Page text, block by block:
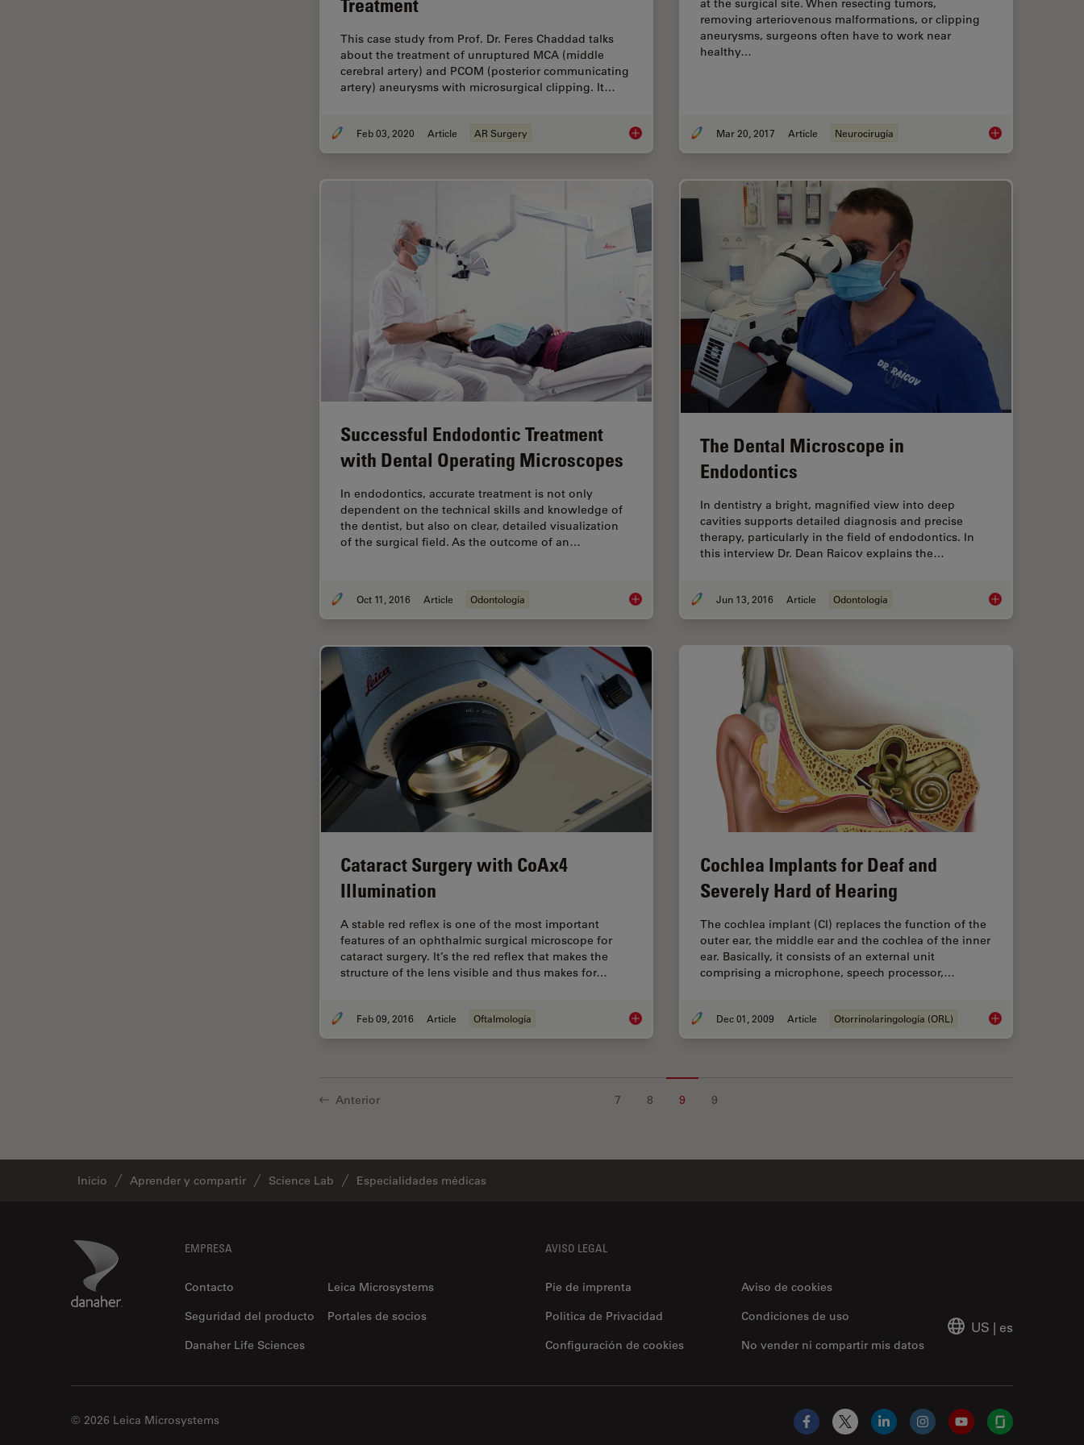
Imagenología in vivo de
tejidos avanzados
Imperial Imaging Hub
Industria Metalúrgica
Industrie électronique et des
semi-conducteurs
Inverted Microscopy
This case study from Prof. Dr. Feres Chaddad talks
about the treatment of unruptured MCA (middle
cerebral artery) and PCOM (posterior communicating
artery) aneurysms with microsurgical clipping. It…
Feb 03, 2020 Article AR Surgery GLOW800 Augmented Reality Fluorescence in Aneurysm Treatment
at the surgical site. When resecting tumors,
removing arteriovenous malformations, or clipping
aneurysms, surgeons often have to work near
healthy…
Mar 20, 2017 Article Neurocirugía Navigating Through
Successful Endodontic Treatment
with Dental Operating Microscopes
In endodontics, accurate treatment is not only
dependent on the technical skills and knowledge of
the dentist, but also on clear, detailed visualization
of the surgical field. As the outcome of an…
Oct 11, 2016 Article Odontología Successful Endodontic Treatment with Dental Operating Microscopes
The Dental Microscope in
Endodontics
In dentistry a bright, magnified view into deep
cavities supports detailed diagnosis and precise
therapy, particularly in the field of endodontics. In
this interview Dr. Dean Raicov explains the…
Jun 13, 2016 Article Odontología The Dental
Cataract Surgery with CoAx4
Illumination
A stable red reflex is one of the most important
features of an ophthalmic surgical microscope for
cataract surgery. It’s the red reflex that makes the
structure of the lens visible and thus makes for…
Feb 09, 2016 Article Oftalmología Cataract Surgery with CoAx4 Illumination
Cochlea Implants for Deaf and
Severely Hard of Hearing
The cochlea implant (CI) replaces the function of the
outer ear, the middle ear and the ­cochlea of the inner
ear. Basically, it consists of an external unit
comprising a microphone, speech processor,…
Dec 01, 2009 Article Otorrinolaringología (ORL) Cochlea Implants
Anterior 7 8 9 9
Inicio Aprender y compartir Science Lab Especialidades médicas
Danaher Logo EMPRESA
Contacto
Leica Microsystems
Seguridad del producto
Portales de socios
Danaher Life Sciences
AVISO LEGAL
Pie de imprenta
Aviso de cookies
Politica de Privacidad
No vender ni compartir mis datos
Condiciones de uso
Configuración de cookies
US | es
© 2026 Leica Microsystems
Facebook
X LinkedInInstagramYouTubeGlassdoor